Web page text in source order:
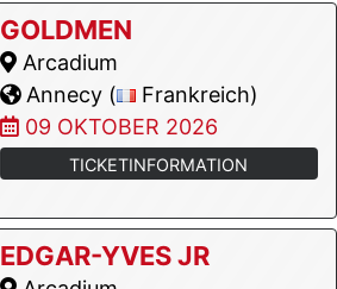
GOLDMEN
Arcadium
Annecy (
Frankreich)
09 OKTOBER 2026
TICKETINFORMATION
EDGAR-YVES JR